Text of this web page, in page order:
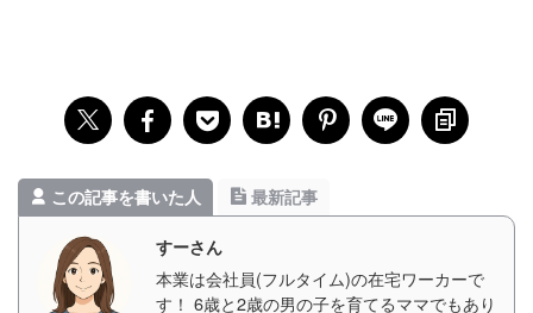
この記事を書いた人 最新記事
すーさん
本業は会社員(フルタイム)の在宅ワーカーで
す！ 6歳と2歳の男の子を育てるママでもあり